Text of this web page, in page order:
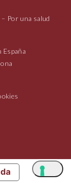
Por una salud
España